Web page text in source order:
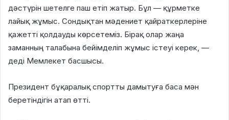
дәстүрін шетелге паш етіп жатыр. Бұл — құрметке
лайық жұмыс. Сондықтан мәдениет қайраткерлеріне
қажетті қолдауды көрсетеміз. Бірақ олар жаңа
заманның талабына бейімделіп жұмыс істеуі керек, —
деді Мемлекет басшысы.
Президент бұқаралық спортты дамытуға баса мән
беретіндігін атап өтті.